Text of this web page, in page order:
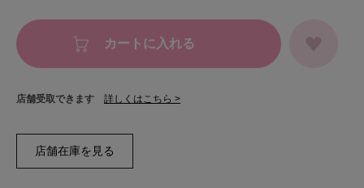
カートに入れる
店舗受取できます 詳しくはこちら >